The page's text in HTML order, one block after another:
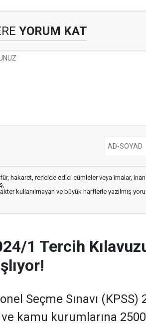
YORUM KAT
hakaret, rencide edici cümleler veya imalar,
kullanılmayan ve büyük harflerle yazılmış
1 Tercih
Seçme Sınavı
ve kamu kurumlarına